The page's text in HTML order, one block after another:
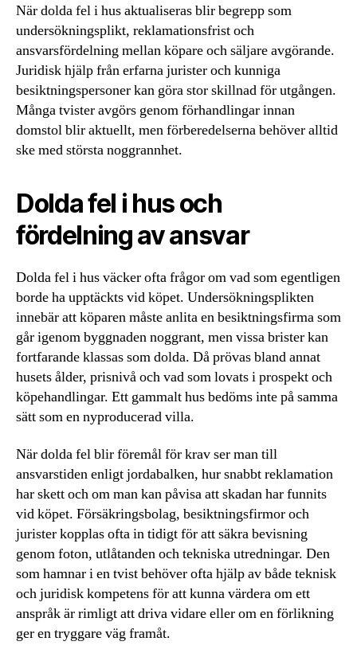
När dolda fel i hus aktualiseras blir begrepp som
undersökningsplikt, reklamationsfrist och
ansvarsfördelning mellan köpare och säljare avgörande.
Juridisk hjälp från erfarna jurister och kunniga
besiktningspersoner kan göra stor skillnad för utgången.
Många tvister avgörs genom förhandlingar innan
domstol blir aktuellt, men förberedelserna behöver alltid
ske med största noggrannhet.
Dolda fel i hus och
fördelning av ansvar
Dolda fel i hus väcker ofta frågor om vad som egentligen
borde ha upptäckts vid köpet. Undersökningsplikten
innebär att köparen måste anlita en besiktningsfirma som
går igenom byggnaden noggrant, men vissa brister kan
fortfarande klassas som dolda. Då prövas bland annat
husets ålder, prisnivå och vad som lovats i prospekt och
köpehandlingar. Ett gammalt hus bedöms inte på samma
sätt som en nyproducerad villa.
När dolda fel blir föremål för krav ser man till
ansvarstiden enligt jordabalken, hur snabbt reklamation
har skett och om man kan påvisa att skadan har funnits
vid köpet. Försäkringsbolag, besiktningsfirmor och
jurister kopplas ofta in tidigt för att säkra bevisning
genom foton, utlåtanden och tekniska utredningar. Den
som hamnar i en tvist behöver ofta hjälp av både teknisk
och juridisk kompetens för att kunna värdera om ett
anspråk är rimligt att driva vidare eller om en förlikning
ger en tryggare väg framåt.